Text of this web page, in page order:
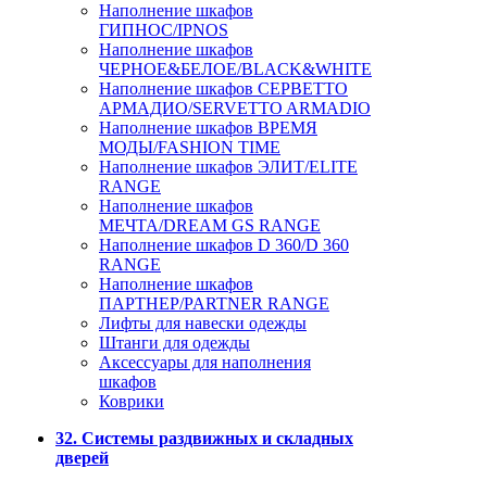
Наполнение шкафов
ГИПНОС/IPNOS
Наполнение шкафов
ЧЕРНОЕ&БЕЛОЕ/BLACK&WHITE
Наполнение шкафов СЕРВЕТТО
АРМАДИО/SERVETTO ARMADIO
Наполнение шкафов ВРЕМЯ
МОДЫ/FASHION TIME
Наполнение шкафов ЭЛИТ/ELITE
RANGE
Наполнение шкафов
МЕЧТА/DREAM GS RANGE
Наполнение шкафов D 360/D 360
RANGE
Наполнение шкафов
ПАРТНЕР/PARTNER RANGE
Лифты для навески одежды
Штанги для одежды
Аксессуары для наполнения
шкафов
Коврики
32. Системы раздвижных и складных
дверей